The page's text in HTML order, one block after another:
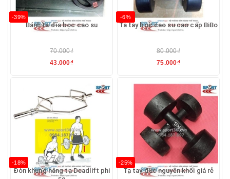
-39%
Bánh tạ đĩa bọc cao su
70.000₫
43.000₫
-6%
Tạ tay bọc cao su cao cấp BiBo
80.000₫
75.000₫
-18%
Đòn khung nâng tạ Deadlift phi
-25%
Tạ tay đúc nguyên khối giá rẻ